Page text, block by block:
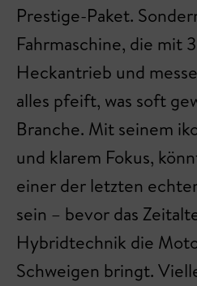
Prestige-Paket.
Fahrmaschine, die mit
Heckantrieb und
alles pfeift, was soft
Branche. Mit seinem
und klarem Fokus,
einer der letzten
sein – bevor das
Hybridtechnik die
Schweigen bringt.